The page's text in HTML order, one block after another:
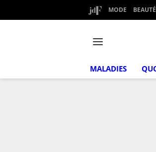
MODE BEAUTÉ
MALADIES